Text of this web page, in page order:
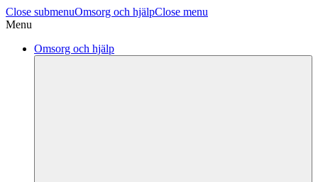
Close submenuOmsorg och hjälpClose menu
Menu
Omsorg och hjälp